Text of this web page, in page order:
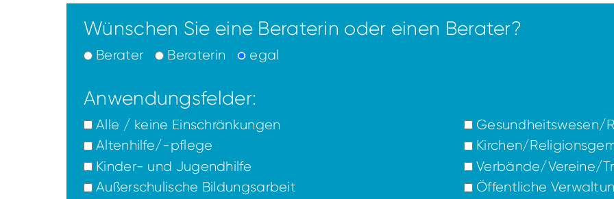
Wünschen Sie eine Beraterin oder einen Berater?
Berater Beraterin egal
Anwendungsfelder:
Alle / keine Einschränkungen
Gesundheitswesen/
Altenhilfe/-pflege
Kirchen/
Kinder- und Jugendhilfe
Verbände/Vereine/
Außerschulische Bildungsarbeit
Öffentliche